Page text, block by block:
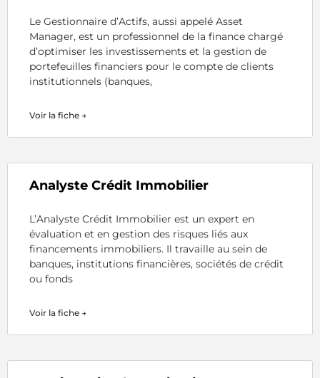
Le Gestionnaire d’Actifs, aussi appelé Asset
Manager, est un professionnel de la finance chargé
d’optimiser les investissements et la gestion de
portefeuilles financiers pour le compte de clients
institutionnels (banques,
Voir la fiche →
Analyste Crédit Immobilier
L’Analyste Crédit Immobilier est un expert en
évaluation et en gestion des risques liés aux
financements immobiliers. Il travaille au sein de
banques, institutions financières, sociétés de crédit
ou fonds
Voir la fiche →